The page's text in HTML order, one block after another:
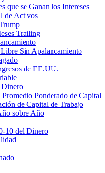
que se Ganan los Intereses
de Activos
Trailing
Sin Apalancamiento
de EE.UU.
Dinero
Ponderado de Capital
de Capital de Trabajo
sobre Año
10 del Dinero